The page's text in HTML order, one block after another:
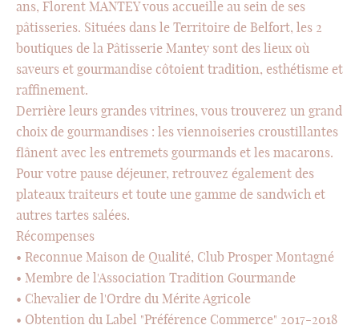
ans, Florent MANTEY vous accueille au sein de ses
pâtisseries. Situées dans le Territoire de Belfort, les 2
boutiques de la Pâtisserie Mantey sont des lieux où
saveurs et gourmandise côtoient tradition, esthétisme et
raffinement.
Derrière leurs grandes vitrines, vous trouverez un grand
choix de gourmandises : les viennoiseries croustillantes
flânent avec les entremets gourmands et les macarons.
Pour votre pause déjeuner, retrouvez également des
plateaux traiteurs et toute une gamme de sandwich et
autres tartes salées.
Récompenses
• Reconnue Maison de Qualité, Club Prosper Montagné
• Membre de l'Association Tradition Gourmande
• Chevalier de l'Ordre du Mérite Agricole
• Obtention du Label "Préférence Commerce" 2017-2018